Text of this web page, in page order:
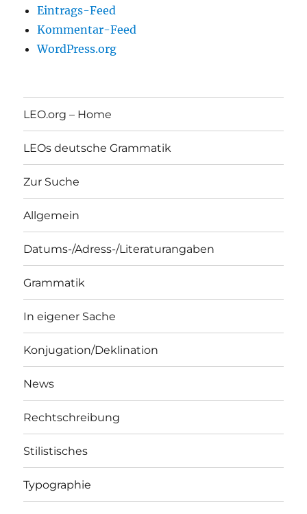
Eintrags-Feed
Kommentar-Feed
WordPress.org
LEO.org – Home
LEOs deutsche Grammatik
Zur Suche
Allgemein
Datums-/Adress-/Literaturangaben
Grammatik
In eigener Sache
Konjugation/Deklination
News
Rechtschreibung
Stilistisches
Typographie